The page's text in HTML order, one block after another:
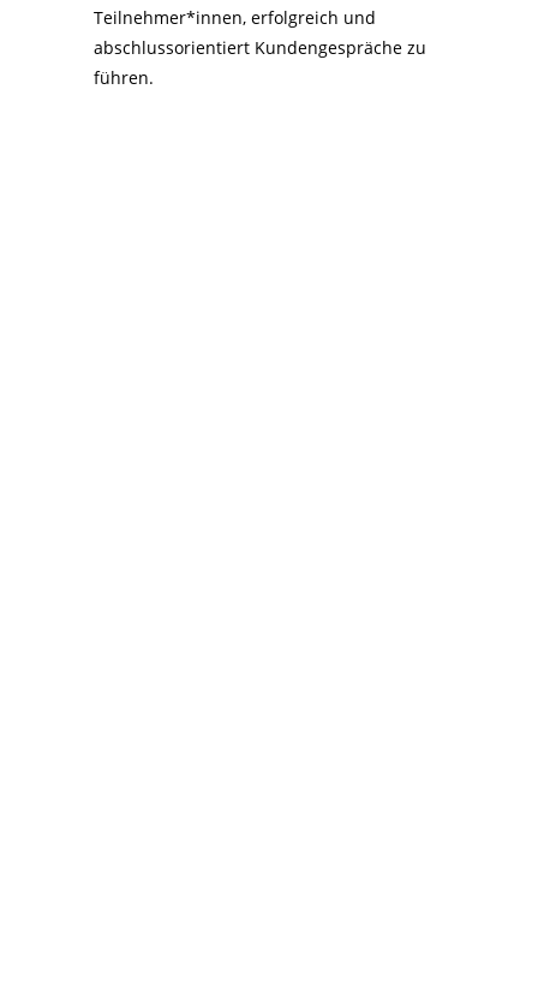
Teilnehmer*innen, erfolgreich und
abschlussorientiert Kundengespräche zu
führen.